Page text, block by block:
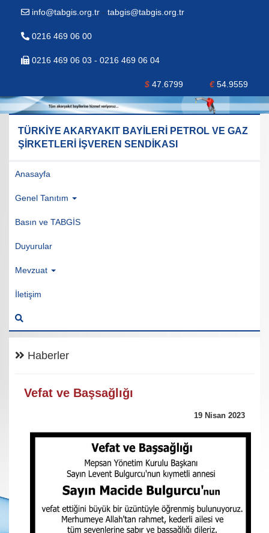
info@tabgis.org.tr - tabgis@tabgis.org.tr
0216 469 06 00
0216 469 06 03 - 0216 469 06 04
$ 47.6799 €54.9559
TÜRKİYE AKARYAKIT BAYİLERİ PETROL VE GAZ
ŞİRKETLERİ İŞVEREN SENDİKASI
Anasayfa
Genel Tanıtım
Basın ve TABGİS
Duyurular
Mevzuat
İletişim
Haberler
Vefat ve Başsağlığı
19 Nisan 2023